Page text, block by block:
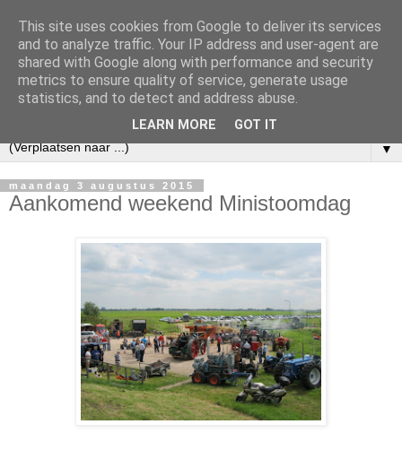
▼
maandag 3 augustus 2015
Aankomend weekend Ministoomdag
This site uses cookies from Google to deliver its services
and to analyze traffic. Your IP address and user-agent are
shared with Google along with performance and security
metrics to ensure quality of service, generate usage
statistics, and to detect and address abuse.
LEARN MORE GOT IT